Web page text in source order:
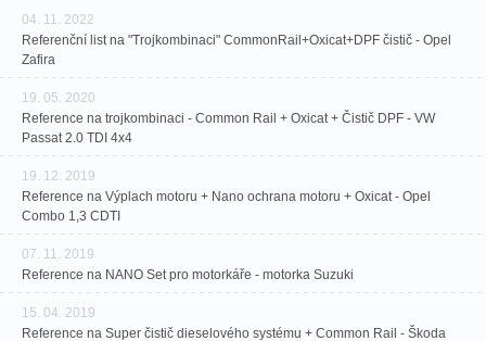
04. 11. 2022
Referenční list na "Trojkombinaci" CommonRail+Oxicat+DPF čistič - Opel
Zafira
19. 05. 2020
Reference na trojkombinaci - Common Rail + Oxicat + Čistič DPF - VW
Passat 2.0 TDI 4x4
19. 12. 2019
Reference na Výplach motoru + Nano ochrana motoru + Oxicat - Opel
Combo 1,3 CDTI
07. 11. 2019
Reference na NANO Set pro motorkáře - motorka Suzuki
15. 04. 2019
Reference na Super čistič dieselového systému + Common Rail - Škoda